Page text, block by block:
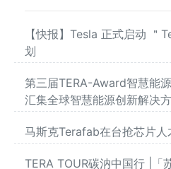
【快报】Tesla 正式启动 ＂
划
第三届TERA-Award智慧能
汇集全球智慧能源创新解决
马斯克Terafab在台抢芯片人
TERA TOUR碳汭中国行 |「